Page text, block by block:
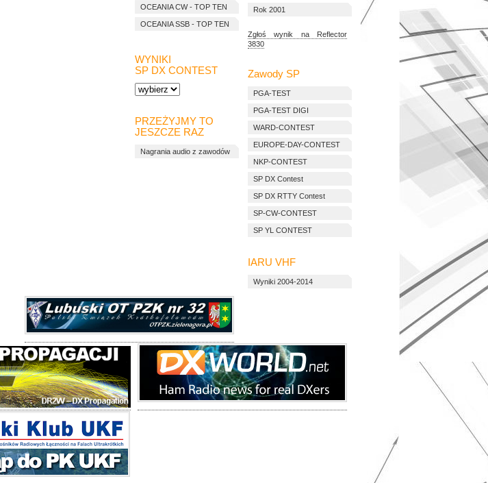
Rok 2001
Zgłoś wynik na Reflector
3830
Zawody SP
PGA-TEST
PGA-TEST DIGI
WARD-CONTEST
EUROPE-DAY-CONTEST
NKP-CONTEST
SP DX Contest
SP DX RTTY Contest
SP-CW-CONTEST
SP YL CONTEST
IARU VHF
Wyniki 2004-2014
OCEANIA CW - TOP TEN
OCEANIA SSB - TOP TEN
WYNIKI
SP DX CONTEST
PRZEŻYJMY TO
JESZCZE RAZ
Nagrania audio z zawodów